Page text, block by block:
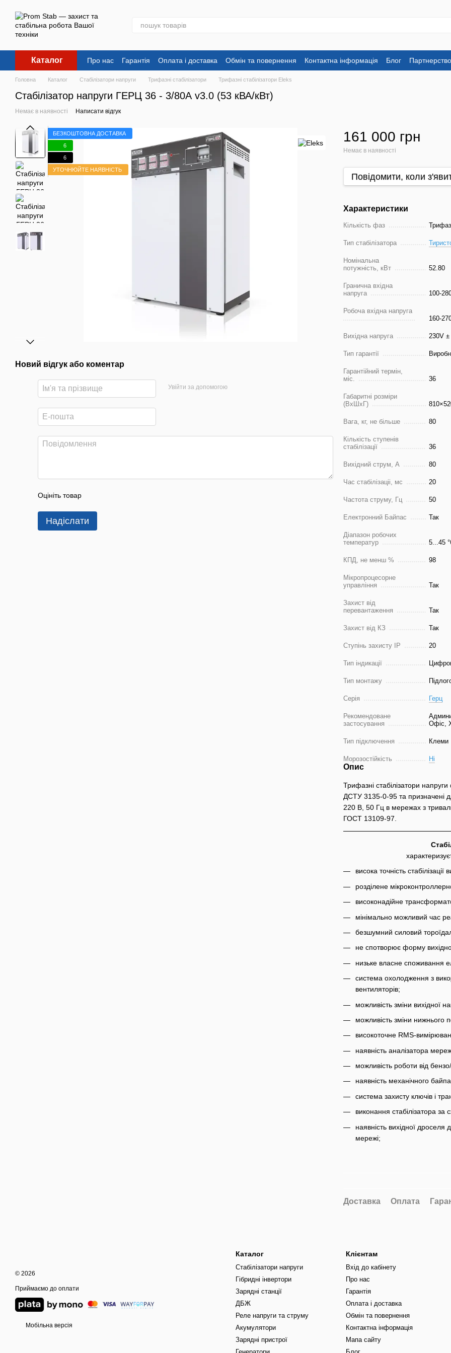
Каталог Про нас Гарантія Оплата і доставка Обмін та повернення Контактна інформація Блог Партнерство
Головна Каталог Стабілізатори напруги Трифазні стабілізатори Трифазні стабілізатори Eleks
Стабілізатор напруги ГЕРЦ 36 - 3/80А v3.0 (53 кВА/кВт)
Немає в наявності Написати відгук
БЕЗКОШТОВНА ДОСТАВКА
6
6
УТОЧНЮЙТЕ НАЯВНІСТЬ
Новий відгук або коментар
Увійти за допомогою
Оцініть товар
Надіслати
161 000 грн
Немає в наявності
Повідомити, коли
Характеристики
Кількість фаз
Тип стабілізатора
Номінальна
потужність, кВт
52.80
Гранична вхідна
напруга
100-
Робоча вхідна напруга
160-
Вихідна напруга 230V ±
Тип гарантії
Гарантійний термін,
міс.
36
Габаритні розміри
(ВхШхГ)
Вага, кг, не більше 80
Кількість ступенів
стабілізації
36
Вихідний струм, А 80
Час стабілізаціі, мс 20
Частота струму, Гц 50
Електронний Байпас Так
Діапазон робочих
температур
5...45
КПД, не менш % 98
Мікропроцесорне
управління
Так
Захист від
перевантаження
Так
Захист від КЗ Так
Ступінь захисту IP 20
Тип індикації
Тип монтажу
Серія Герц
Рекомендоване
застосування
Офіс,
Тип підключення Клеми
Морозостійкість Ні
Опис
Трифазні стабілізатори
ДСТУ 3135-0-95 та призначені
220 В, 50 Гц в мережах з
ГОСТ 13109-97.
висока точність стабілізації
розділене
високонадійне
мінімально можливий час
безшумний силовий
не спотворює форму
низьке власне споживання
система охолодження з
вентиляторів;
можливість зміни вихідної
можливість зміни нижнього
високоточне RMS-
наявність аналізатора
можливість роботи від
наявність механічного
система захисту ключів і
виконання стабілізатора
наявність вихідної
мережі;
Доставка Оплата
© 2026
Приймаємо до оплати
Мобільна версія
Каталог
Стабілізатори напруги
Гібридні інвертори
Зарядні станції
ДБЖ
Реле напруги та струму
Акумулятори
Зарядні пристрої
Клієнтам
Вхід до кабінету
Про нас
Гарантія
Оплата і доставка
Обмін та повернення
Контактна інформація
Мапа сайту